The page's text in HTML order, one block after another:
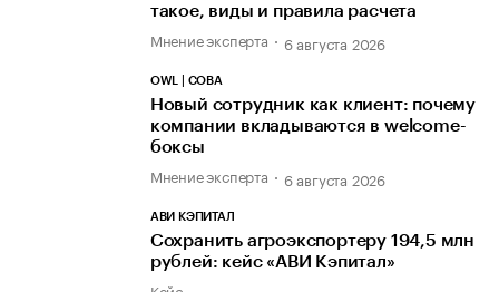
такое, виды и правила расчета
Мнение эксперта 6 августа 2026
OWL | СОВА
Новый сотрудник как клиент: почему
компании вкладываются в welcome-
боксы
Мнение эксперта 6 августа 2026
АВИ КЭПИТАЛ
Сохранить агроэкспортеру 194,5 млн
рублей: кейс «АВИ Кэпитал»